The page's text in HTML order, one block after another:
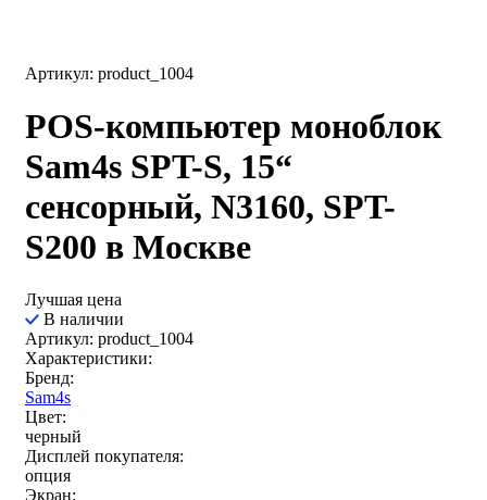
Артикул: product_1004
POS-компьютер моноблок
Sam4s SPT-S, 15“
сенсорный, N3160, SPT-
S200 в Москве
Лучшая цена
В наличии
Артикул: product_1004
Характеристики:
Бренд:
Sam4s
Цвет:
черный
Дисплей покупателя:
опция
Экран: